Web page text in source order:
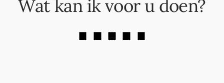
Wat kan ik voor u doen?